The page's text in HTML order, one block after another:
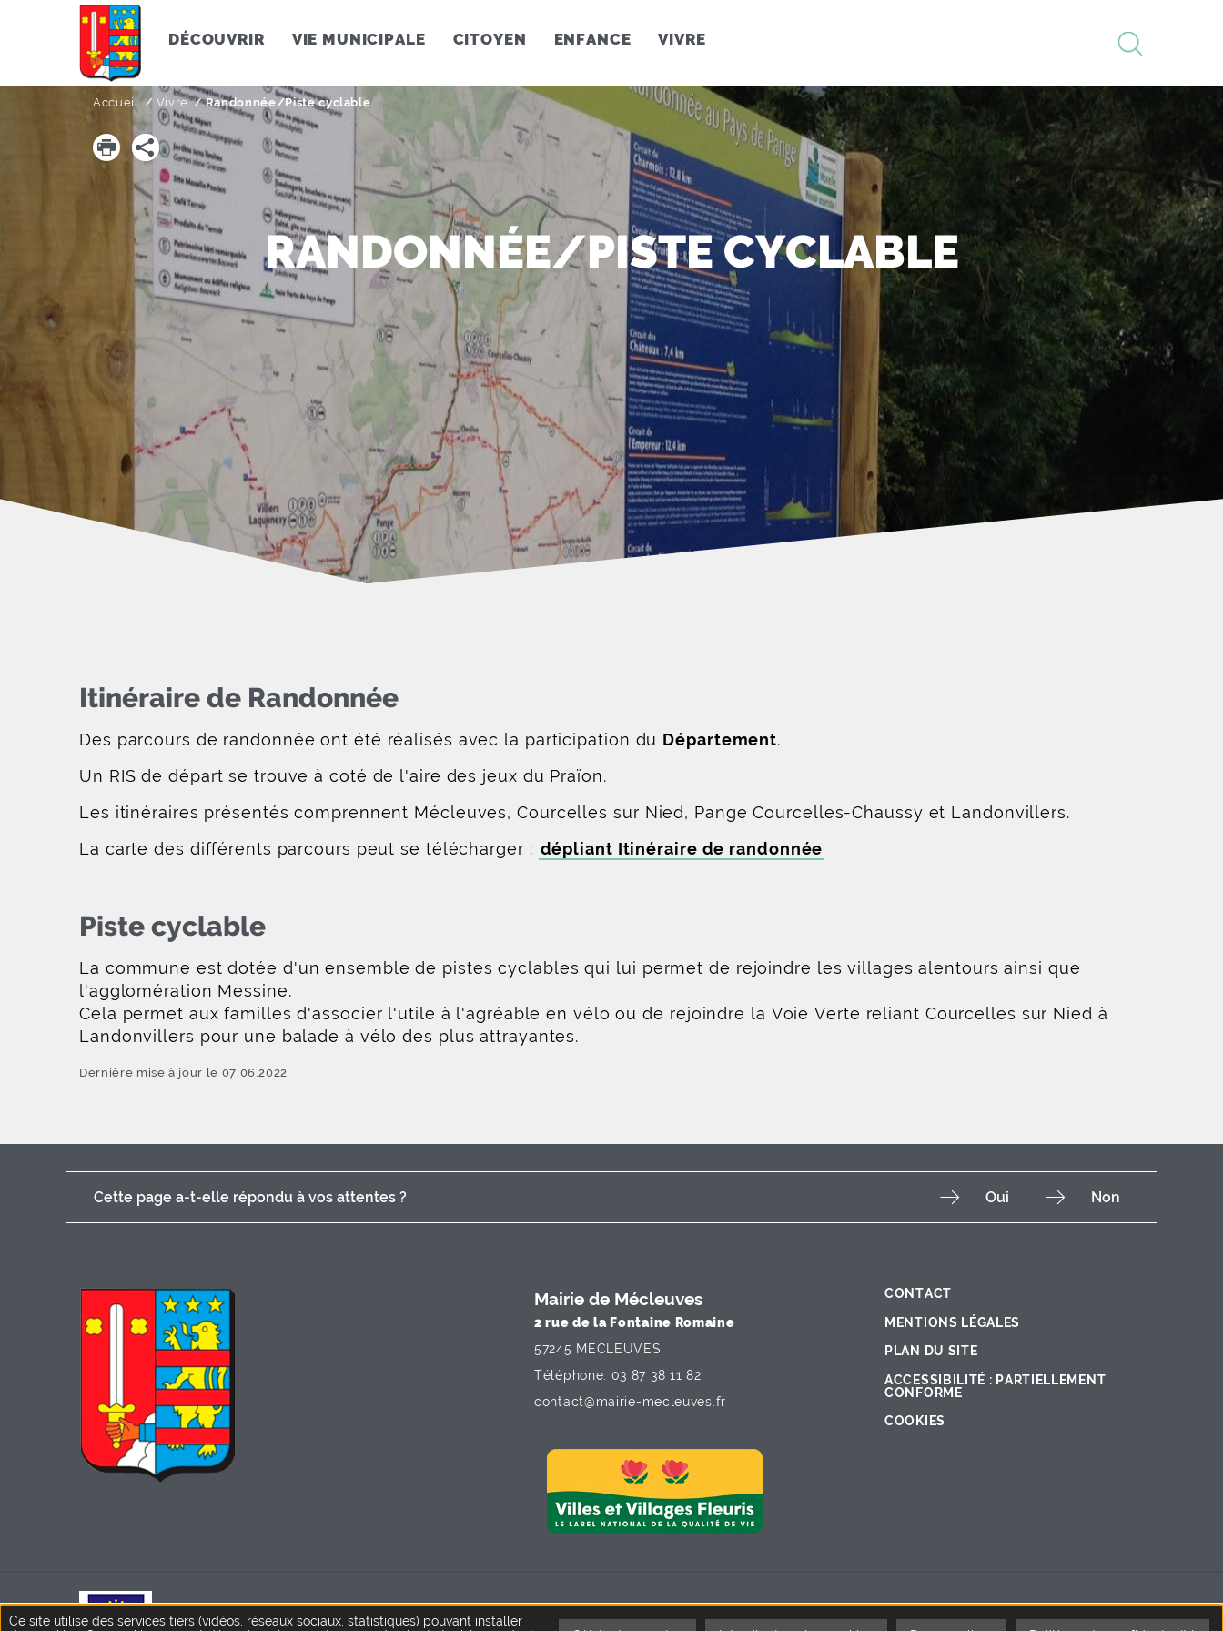
DÉCOUVRIR VIE MUNICIPALE CITOYEN ENFANCE VIVRE
Accueil Vivre Page active :
Randonnée/Piste cyclable
RANDONNÉE/PISTE CYCLABLE
Itinéraire de Randonnée
Des parcours de randonnée ont été réalisés avec la participation du Département.
Un RIS de départ se trouve à coté de l'aire des jeux du Praïon.
Les itinéraires présentés comprennent Mécleuves, Courcelles sur Nied, Pange Courcelles-Chaussy et Landonvillers.
La carte des différents parcours peut se télécharger : dépliant Itinéraire de randonnée
Piste cyclable
La commune est dotée d'un ensemble de pistes cyclables qui lui permet de rejoindre les villages alentours ainsi que
l'agglomération Messine.
Cela permet aux familles d'associer l'utile à l'agréable en vélo ou de rejoindre la Voie Verte reliant Courcelles sur Nied à
Landonvillers pour une balade à vélo des plus attrayantes.
Dernière mise à jour le 07.06.2022
Cette page a-t-elle répondu à vos attentes ? Non
Oui
Mairie de Mécleuves
2 rue de la Fontaine Romaine
57245 MECLEUVES
Téléphone: 03 87 38 11 82
contact@mairie-mecleuves fr
CONTACT
MENTIONS LÉGALES
PLAN DU SITE
ACCESSIBILITÉ : PARTIELLEMENT
CONFORME
COOKIES
Ce site internet bénéficie du soutien financier de l'Union européenne
Ce site utilise des services tiers (vidéos, réseaux sociaux, statistiques) pouvant installer